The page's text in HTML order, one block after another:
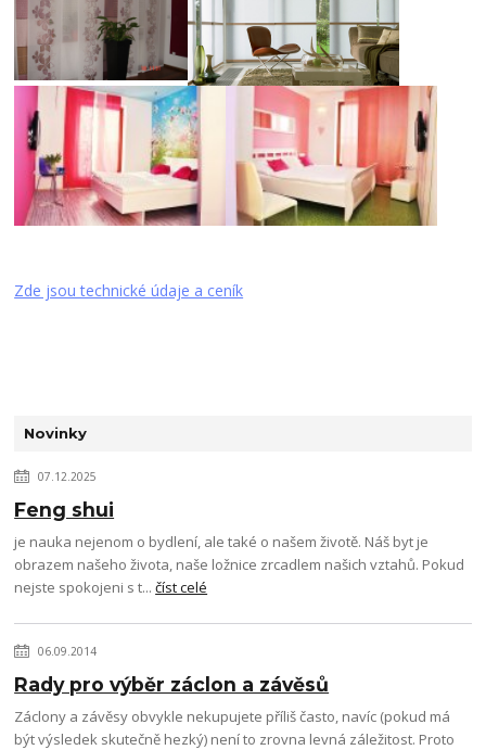
Novinky
07.12.2025
Feng shui
je nauka nejenom o bydlení, ale také o našem životě. Náš byt je
obrazem našeho života, naše ložnice zrcadlem našich vztahů. Pokud
nejste spokojeni s t...číst celé
06.09.2014
Rady pro výběr záclon a závěsů
Záclony a závěsy obvykle nekupujete příliš často, navíc (pokud má
být výsledek skutečně hezký) není to zrovna levná záležitost. Proto
Zde jsou technické údaje a ceník